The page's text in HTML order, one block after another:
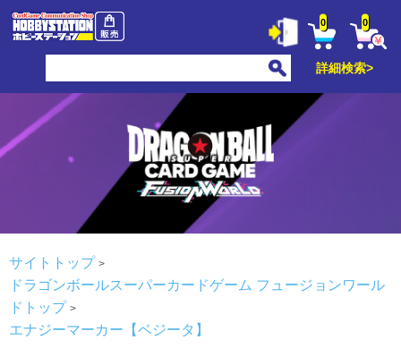
0 0
詳細検索>
サイトトップ
ドラゴンボールスーパーカードゲーム フュージョンワール
ドトップ
エナジーマーカー【ベジータ】